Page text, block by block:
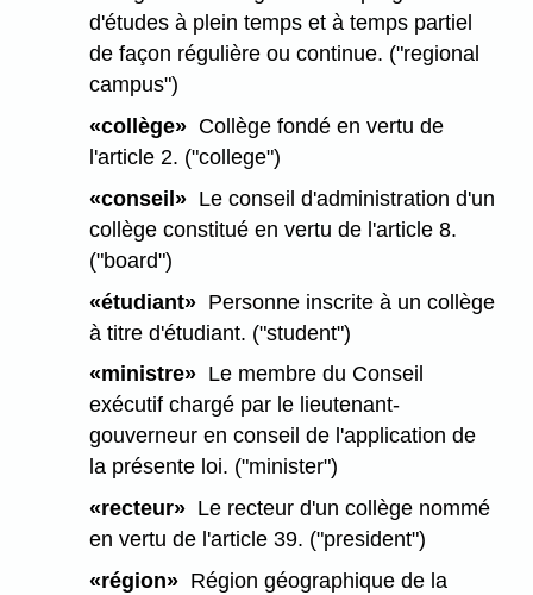
d'études à plein temps et à temps partiel
de façon régulière ou continue. ("regional
campus")
«collège» Collège fondé en vertu de
l'article 2. ("college")
«conseil» Le conseil d'administration d'un
collège constitué en vertu de l'article 8.
("board")
«étudiant» Personne inscrite à un collège
à titre d'étudiant. ("student")
«ministre» Le membre du Conseil
exécutif chargé par le lieutenant-
gouverneur en conseil de l'application de
la présente loi. ("minister")
«recteur» Le recteur d'un collège nommé
en vertu de l'article 39. ("president")
«région» Région géographique de la